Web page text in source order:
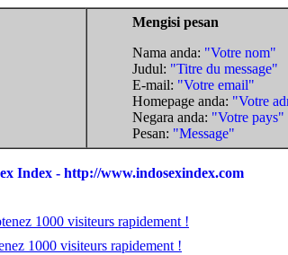
Mengisi pesan
Nama anda: "Votre nom"
Judul: "Titre du message"
E-mail: "Votre email"
Homepage anda: "Votre
Negara anda: "Votre pays"
Pesan: "Message"
Index - http://www.indosexindex.com
1000 visiteurs rapidement !
1000 visiteurs rapidement !